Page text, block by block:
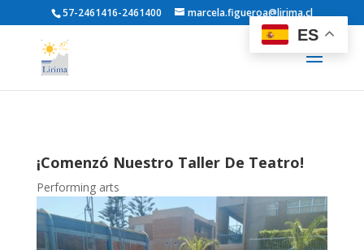
57-2461416-2461400 marcela.figueroa@lirima.cl
¡Comenzó Nuestro Taller De Teatro!
Performing arts
ES